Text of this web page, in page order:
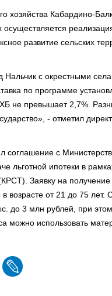
хозяйства Кабардино-
осуществляется
развитие сельских
Нальчик с окрестными
по программе
не превышает 2,7%.
- отметил
соглашение с
льготной ипотеки в
Заявку на
возрасте от 21 до 75
до 3 млн рублей, при
можно использовать